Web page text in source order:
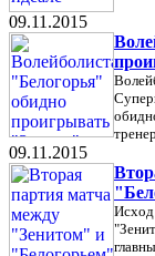
09.11.2015
09.11.2015
Исход